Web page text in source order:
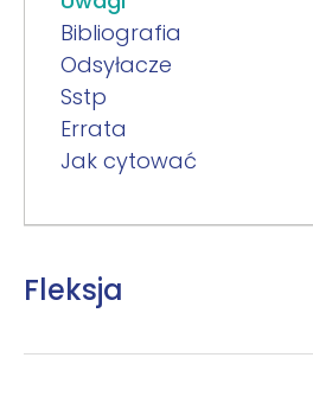
Bibliografia
Odsyłacze
Sstp
Errata
Jak cytować
Fleksja